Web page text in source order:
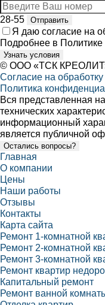
28-55
Отправить
Я даю согласие на
Подробнее в
Узнать условия
© ООО «ТСК
Согласие на
Политика
Вся представленная
технических
информационный
является публичной
Остались вопросы?
Главная
О компании
Цены
Наши работы
Отзывы
Контакты
Карта сайта
Ремонт 1-комнатной
Ремонт 2-комнатной
Ремонт 3-комнатной
Ремонт квартир
Капитальный ремонт
Ремонт ванной